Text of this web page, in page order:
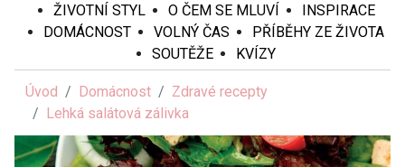
ŽIVOTNÍ STYL O ČEM SE MLUVÍ
INSPIRACE
DOMÁCNOST
VOLNÝ ČAS
PŘÍBĚHY ZE ŽIVOTA
SOUTĚŽE
KVÍZY
Úvod Domácnost
Zdravé recepty
Lehká salátová zálivka